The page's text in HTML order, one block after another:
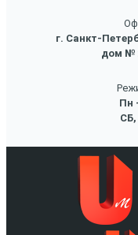
г. Санкт-
дом №
Пн